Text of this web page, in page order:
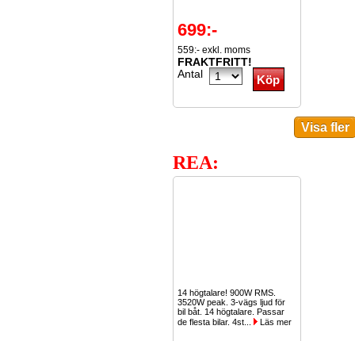
699:-
559:- exkl. moms
FRAKTFRITT!
Antal
REA:
14 högtalare! 900W RMS.
3520W peak. 3-vägs ljud för
bil båt. 14 högtalare. Passar
de flesta bilar. 4st...
Läs mer